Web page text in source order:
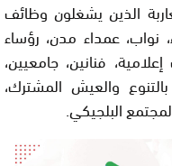
الذين يشغلون وظائف
نواب، عمداء مدن، رؤساء
فنانين، جامعيين،
والعيش المشترك،
البلجيكي.